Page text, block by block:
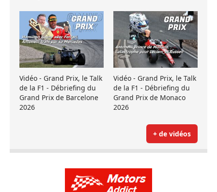
Vidéo - Grand Prix, le Talk
de la F1 - Débriefing du
Grand Prix de Barcelone
2026
Vidéo - Grand Prix, le Talk
de la F1 - Débriefing du
Grand Prix de Monaco
2026
+ de vidéos